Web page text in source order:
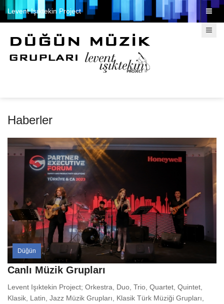
Levent Işıktekin Project
Haberler
Düğün
Canlı Müzik Grupları
Levent Işıktekin Project; Orkestra, Duo, Trio, Quartet, Quintet,
Klasik, Latin, Jazz Müzik Grupları, Klasik Türk Müziği Grupları,